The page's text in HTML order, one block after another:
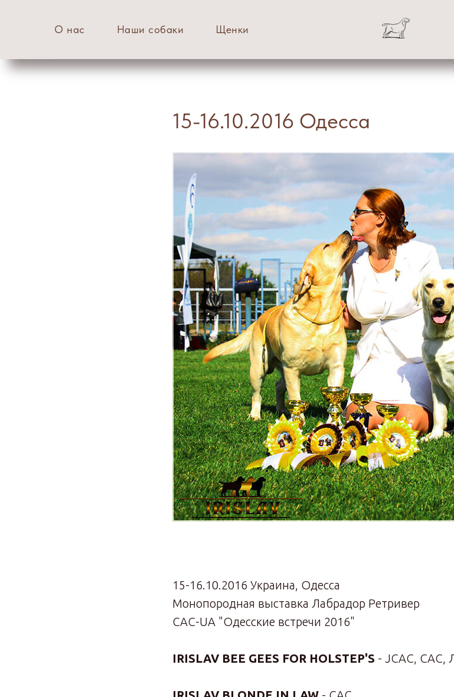
О нас Наши собаки Щенки
15-16.10.2016 Одесса
15-16.10.2016 Украина, Одесса
Монопородная выставка Лабрадор Ретривер
CAC-UA "Одесские встречи 2016"
IRISLAV BEE GEES FOR HOLSTEP'S - JCAC, САС,